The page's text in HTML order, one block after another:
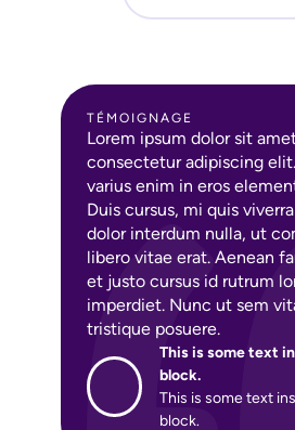
TÉMOIGNAGE
Lorem ipsum dolor sit
consectetur adipiscing
varius enim in eros
Duis cursus, mi quis
dolor interdum nulla, ut
libero vitae erat. Aenean
et justo cursus id rutrum
imperdiet. Nunc ut sem
tristique posuere.
This is some text
block.
This is some text
block.